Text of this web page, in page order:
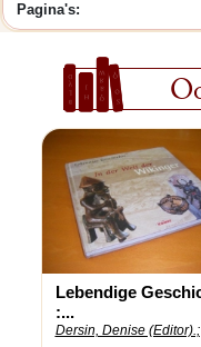
Pagina's:
Lebendige
:...
Dersin, Denise (Editor).;